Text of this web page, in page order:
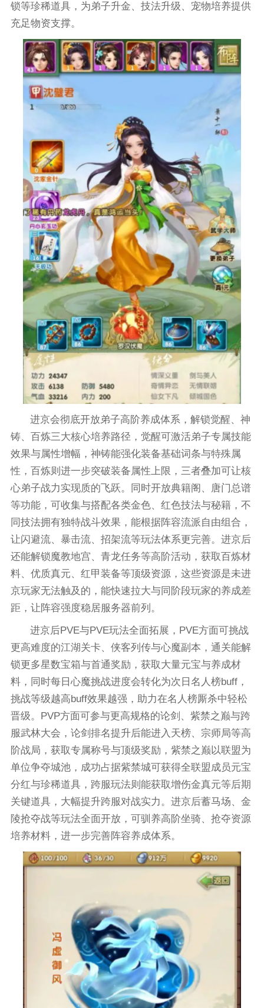
锁等珍稀道具，为弟子升金、技法升级、宠物培养提供
充足物资支撑。
进京会彻底开放弟子高阶养成体系，解锁觉醒、神
铸、百炼三大核心培养路径，觉醒可激活弟子专属技能
效果与属性增幅，神铸能强化装备基础词条与特殊属
性，百炼则进一步突破装备属性上限，三者叠加可让核
心弟子战力实现质的飞跃。同时开放典籍阁、唐门总谱
等功能，可收集与搭配各类金色、红色技法与秘籍，不
同技法拥有独特战斗效果，能根据阵容流派自由组合，
让闪避流、暴击流、招架流等玩法体系更完善。进京后
还能解锁魔教地宫、青龙任务等高阶活动，获取百炼材
料、优质真元、红甲装备等顶级资源，这些资源是未进
京玩家无法触及的，能快速拉大与同阶段玩家的养成差
距，让阵容强度稳居服务器前列。
进京后PVE与PVE玩法全面拓展，PVE方面可挑战
更高难度的江湖关卡、侠客列传与心魔副本，通关能解
锁更多星数宝箱与首通奖励，获取大量元宝与养成材
料，同时每日心魔挑战进度会转化为次日名人榜buff，
挑战等级越高buff效果越强，助力在名人榜厮杀中轻松
晋级。PVP方面可参与更高规格的论剑、紫禁之巅与跨
服武林大会，论剑排名提升后能进入天榜、宗师局等高
阶战局，获取专属称号与顶级奖励，紫禁之巅以联盟为
单位争夺城池，成功占据紫禁城可获得全联盟成员元宝
分红与珍稀道具，跨服玩法则能获取增伤金真元等后期
关键道具，大幅提升跨服对战实力。进京后蓄马场、金
陵抢夺战等玩法全面开放，可驯养高阶坐骑、抢夺资源
培养材料，进一步完善阵容养成体系。